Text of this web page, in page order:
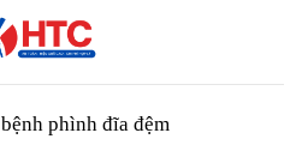
bệnh phình đĩa đệm